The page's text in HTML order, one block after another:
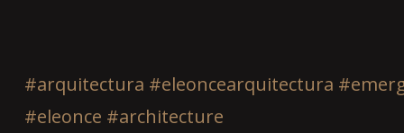
#arquitectura #eleoncearquitectura
#eleonce #architecture